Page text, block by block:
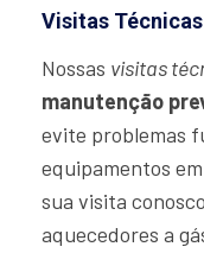
Visitas
Nossas visitas
manutenção
evite problemas
equipamentos
sua visita
aquecedores a